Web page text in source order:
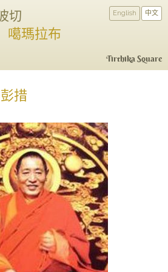
切
噶瑪拉布
Tirthika Square
English 中文
措